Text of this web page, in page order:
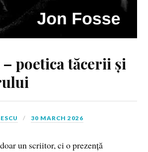
– poetica tăcerii și
30 MARCH 2026
un scriitor, ci o prezență